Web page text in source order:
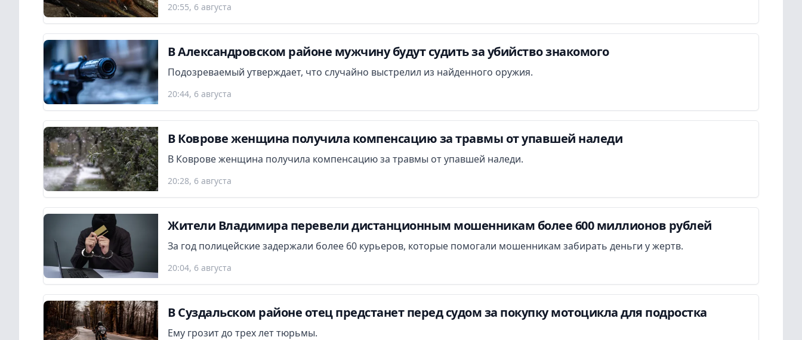
20:55, 6 августа
В Александровском районе мужчину будут судить за убийство знакомого
Подозреваемый утверждает, что случайно выстрелил из найденного оружия.
20:44, 6 августа
В Коврове женщина получила компенсацию за травмы от упавшей наледи
В Коврове женщина получила компенсацию за травмы от упавшей наледи.
20:28, 6 августа
Жители Владимира перевели дистанционным мошенникам более 600 миллионов рублей
За год полицейские задержали более 60 курьеров, которые помогали мошенникам забирать деньги у жертв.
20:04, 6 августа
В Суздальском районе отец предстанет перед судом за покупку мотоцикла для подростка
Ему грозит до трех лет тюрьмы.